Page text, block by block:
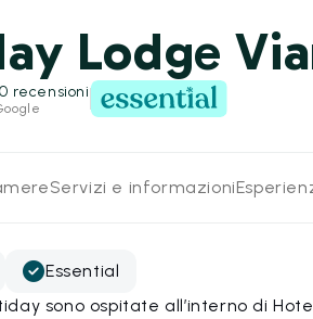
Lodge
recensioni
Servizi e informazioni
Essential
sono ospitate all’interno di